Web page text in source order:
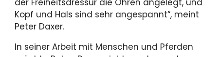
der Freiheitsdressur die Ohren angelegt, und
Kopf und Hals sind sehr angespannt“, meint
Peter Daxer.
In seiner Arbeit mit Menschen und Pferden